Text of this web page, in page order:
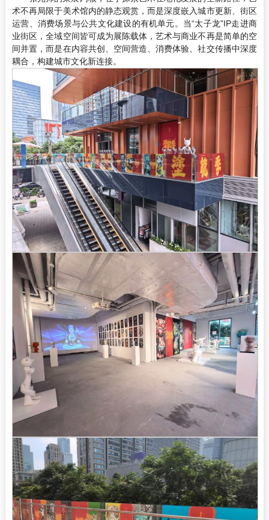
术不再局限于美术馆内的静态观赏，而是深度嵌入城市更新、街区
运营、消费场景与公共文化建设的有机单元。当“太子龙”IP走进商
业街区，全域空间皆可成为展陈载体，艺术与商业不再是简单的空
间并置，而是在内容共创、空间营造、消费体验、社交传播中深度
耦合，构建城市文化新连接。